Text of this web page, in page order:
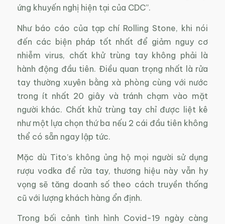
ứng khuyến nghị hiện tại của CDC”.
Như báo cáo của tạp chí Rolling Stone, khi nói
đến các biện pháp tốt nhất để giảm nguy cơ
nhiễm virus, chất khử trùng tay không phải là
hành động đầu tiên. Điều quan trọng nhất là rửa
tay thường xuyên bằng xà phòng cùng với nước
trong ít nhất 20 giây và tránh chạm vào mặt
người khác. Chất khử trùng tay chỉ được liệt kê
như một lựa chọn thứ ba nếu 2 cái đầu tiên không
thể có sẵn ngay lập tức.
Mặc dù Tito’s không ủng hộ mọi người sử dụng
rượu vodka để rửa tay, thương hiệu này vẫn hy
vọng sẽ tăng doanh số theo cách truyền thống
cũ với lượng khách hàng ổn định.
Trong bối cảnh tình hình Covid-19 ngày càng